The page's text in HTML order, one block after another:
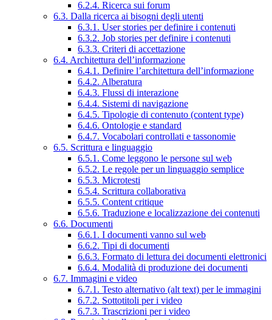
6.2.4. Ricerca sui forum
6.3. Dalla ricerca ai bisogni degli utenti
6.3.1. User stories per definire i contenuti
6.3.2. Job stories per definire i contenuti
6.3.3. Criteri di accettazione
6.4. Architettura dell’informazione
6.4.1. Definire l’architettura dell’informazione
6.4.2. Alberatura
6.4.3. Flussi di interazione
6.4.4. Sistemi di navigazione
6.4.5. Tipologie di contenuto (content type)
6.4.6. Ontologie e standard
6.4.7. Vocabolari controllati e tassonomie
6.5. Scrittura e linguaggio
6.5.1. Come leggono le persone sul web
6.5.2. Le regole per un linguaggio semplice
6.5.3. Microtesti
6.5.4. Scrittura collaborativa
6.5.5. Content critique
6.5.6. Traduzione e localizzazione dei contenuti
6.6. Documenti
6.6.1. I documenti vanno sul web
6.6.2. Tipi di documenti
6.6.3. Formato di lettura dei documenti elettronici
6.6.4. Modalità di produzione dei documenti
6.7. Immagini e video
6.7.1. Testo alternativo (alt text) per le immagini
6.7.2. Sottotitoli per i video
6.7.3. Trascrizioni per i video